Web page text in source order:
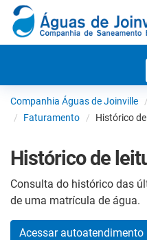
Companhia Águas de Joinville
Faturamento
Histórico
Histórico de
Consulta do histórico das
de uma matrícula de água.
Acessar autoatendimento